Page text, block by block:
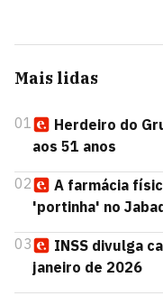
Mais lidas
01
Herdeiro do
aos 51 anos
02
A farmácia
'portinha' no
03
INSS divulga
janeiro de 2026